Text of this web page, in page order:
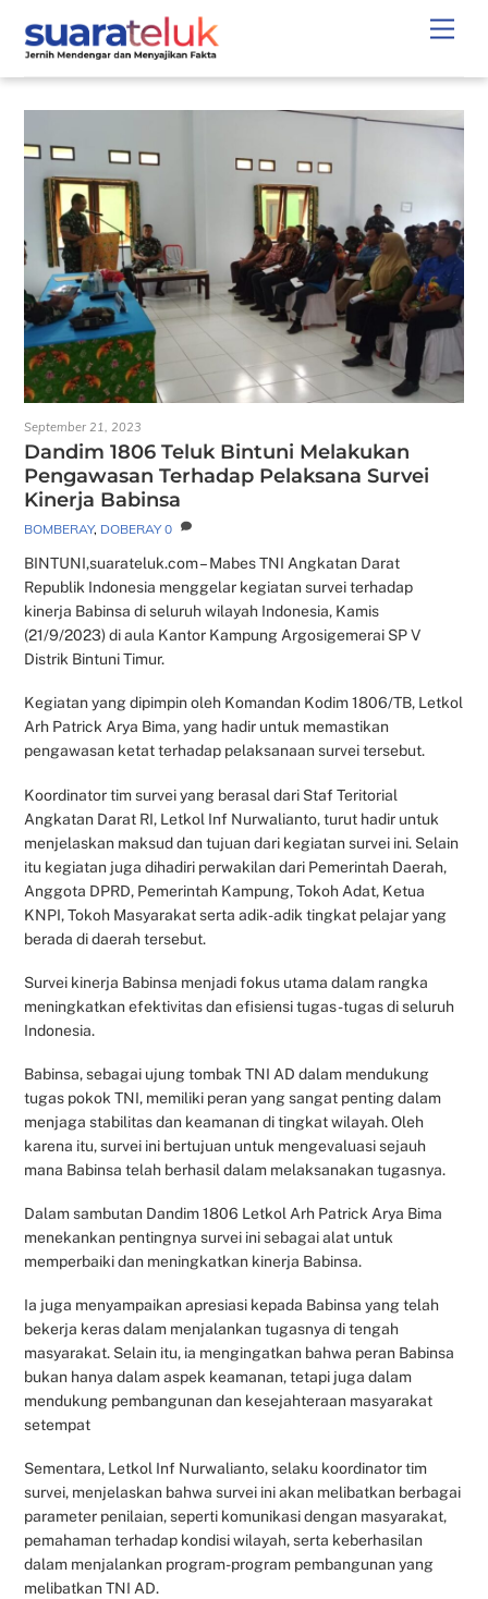
content
September 21, 2023
Dandim 1806 Teluk Bintuni Melakukan
Pengawasan Terhadap Pelaksana Survei
Kinerja Babinsa
BOMBERAY, DOBERAY 0
BINTUNI,suarateluk.com – Mabes TNI Angkatan Darat
Republik Indonesia menggelar kegiatan survei terhadap
kinerja Babinsa di seluruh wilayah Indonesia, Kamis
(21/9/2023) di aula Kantor Kampung Argosigemerai SP V
Distrik Bintuni Timur.
Kegiatan yang dipimpin oleh Komandan Kodim 1806/TB, Letkol
Arh Patrick Arya Bima, yang hadir untuk memastikan
pengawasan ketat terhadap pelaksanaan survei tersebut.
Koordinator tim survei yang berasal dari Staf Teritorial
Angkatan Darat RI, Letkol Inf Nurwalianto, turut hadir untuk
menjelaskan maksud dan tujuan dari kegiatan survei ini. Selain
itu kegiatan juga dihadiri perwakilan dari Pemerintah Daerah,
Anggota DPRD, Pemerintah Kampung, Tokoh Adat, Ketua
KNPI, Tokoh Masyarakat serta adik-adik tingkat pelajar yang
berada di daerah tersebut.
Survei kinerja Babinsa menjadi fokus utama dalam rangka
meningkatkan efektivitas dan efisiensi tugas-tugas di seluruh
Indonesia.
Babinsa, sebagai ujung tombak TNI AD dalam mendukung
tugas pokok TNI, memiliki peran yang sangat penting dalam
menjaga stabilitas dan keamanan di tingkat wilayah. Oleh
karena itu, survei ini bertujuan untuk mengevaluasi sejauh
mana Babinsa telah berhasil dalam melaksanakan tugasnya.
Dalam sambutan Dandim 1806 Letkol Arh Patrick Arya Bima
menekankan pentingnya survei ini sebagai alat untuk
memperbaiki dan meningkatkan kinerja Babinsa.
Ia juga menyampaikan apresiasi kepada Babinsa yang telah
bekerja keras dalam menjalankan tugasnya di tengah
masyarakat. Selain itu, ia mengingatkan bahwa peran Babinsa
bukan hanya dalam aspek keamanan, tetapi juga dalam
mendukung pembangunan dan kesejahteraan masyarakat
setempat
Sementara, Letkol Inf Nurwalianto, selaku koordinator tim
survei, menjelaskan bahwa survei ini akan melibatkan berbagai
parameter penilaian, seperti komunikasi dengan masyarakat,
pemahaman terhadap kondisi wilayah, serta keberhasilan
dalam menjalankan program-program pembangunan yang
melibatkan TNI AD.